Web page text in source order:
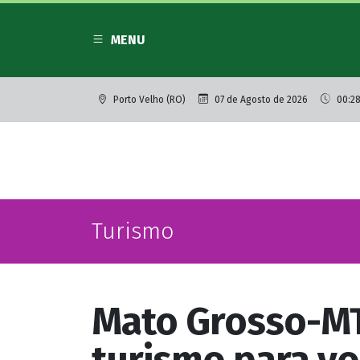
MENU
Porto Velho (RO) 07 de Agosto de 2026